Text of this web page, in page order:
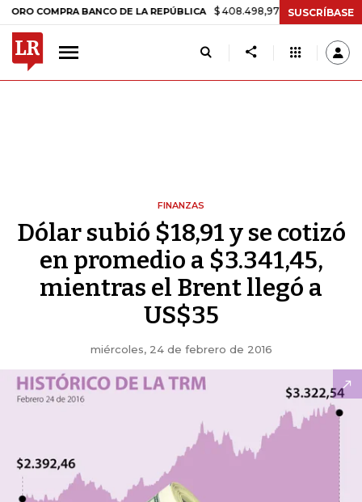
COMPRA BANCO DE LA REPÚBLICA $ 408.498,97 +$ 8.753,81 +2,19%
SUSCRÍBASE
FINANZAS
Dólar subió $18,91 y se cotizó
en promedio a $3.341,45,
mientras el Brent llegó a
US$35
miércoles, 24 de febrero de 2016